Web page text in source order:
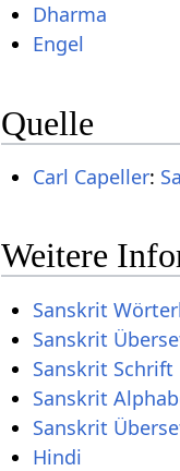
Dharma
Engel
Quelle
Carl Capeller:
Weitere
Sanskrit
Sanskrit
Sanskrit Schrift
Sanskrit
Sanskrit
Hindi